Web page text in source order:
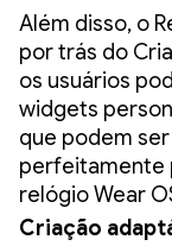
Além disso, o
por trás do
os usuários
widgets
que podem
perfeitamente
relógio Wear
Criação